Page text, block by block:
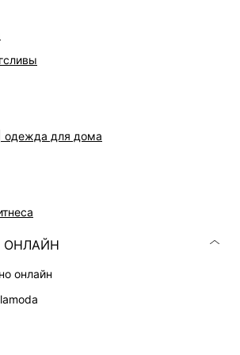
одежда для дома
ОНЛАЙН
онлайн
доставки и возврата